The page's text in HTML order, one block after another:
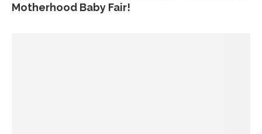
Motherhood Baby Fair!